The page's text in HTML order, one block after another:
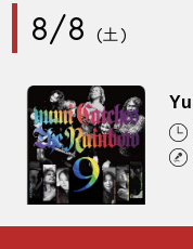
8/8 (土)